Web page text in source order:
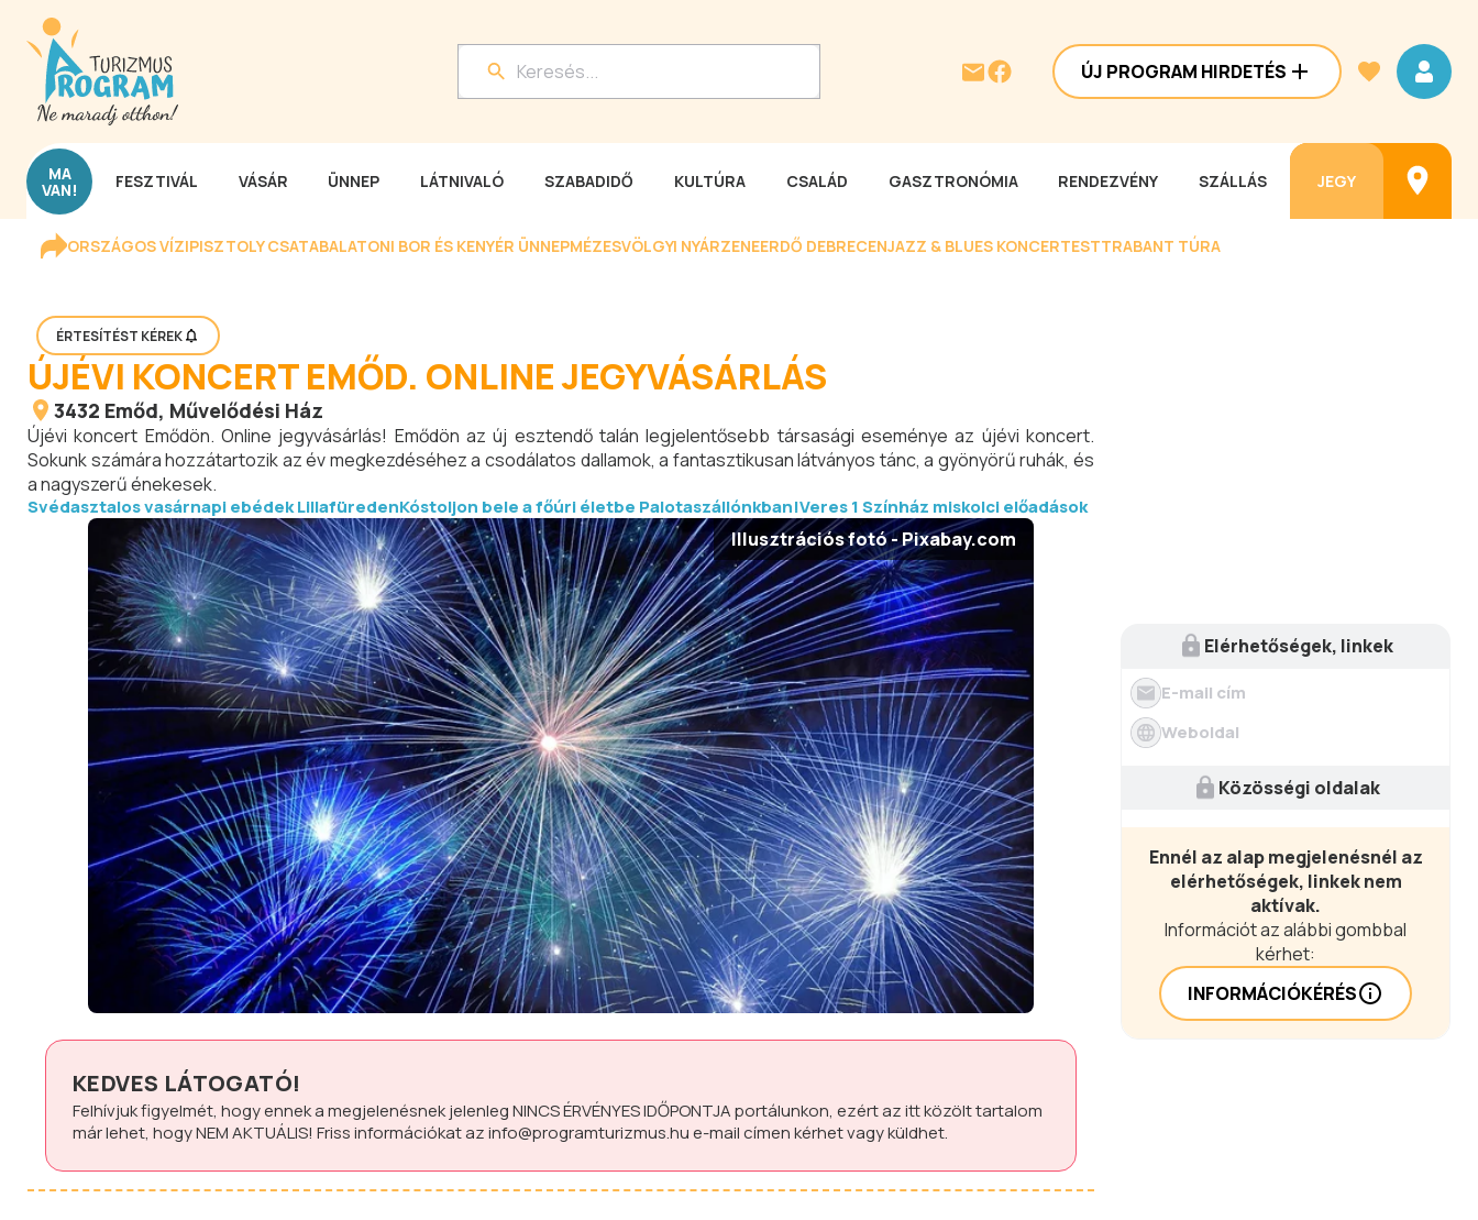
ÚJ PROGRAM HIRDETÉS
MA
VAN! FESZTIVÁL VÁSÁR ÜNNEP LÁTNIVALÓ SZABADIDŐ KULTÚRA CSALÁD GASZTRONÓMIA RENDEZVÉNY SZÁLLÁS JEGY
ORSZÁGOS VÍZIPISZTOLY CSATABALATONI BOR ÉS KENYÉR ÜNNEPMÉZESVÖLGYI NYÁRZENEERDŐ DEBRECENJAZZ & BLUES KONCERTESTTRABANT TÚRA
ÉRTESÍTÉST KÉREK
ÚJÉVI KONCERT EMŐD. ONLINE JEGYVÁSÁRLÁS
3432 Emőd, Művelődési Ház
Újévi koncert Emődön. Online jegyvásárlás! Emődön az új esztendő talán legjelentősebb társasági eseménye az újévi koncert.
Sokunk számára hozzátartozik az év megkezdéséhez a csodálatos dallamok, a fantasztikusan látványos tánc, a gyönyörű ruhák, és
a nagyszerű énekesek.
Svédasztalos vasárnapi ebédek LillafüredenKóstoljon bele a főúri életbe Palotaszállónkban!Veres 1 Színház miskolci előadások
Illusztrációs fotó - Pixabay.com
KEDVES LÁTOGATÓ!
Felhívjuk figyelmét, hogy ennek a megjelenésnek jelenlegNINCS ÉRVÉNYES IDŐPONTJAportálunkon, ezért az itt közölt tartalom
már lehet, hogyNEM AKTUÁLIS! Friss információkat azinfo@programturizmus.hue-mail címen kérhet vagy küldhet.
Elérhetőségek, linkek
E-mail cím
Weboldal
Közösségi oldalak
Ennél az alap megjelenésnél az
elérhetőségek, linkek nem
aktívak.
Információt az alábbi gombbal
kérhet:
INFORMÁCIÓKÉRÉS